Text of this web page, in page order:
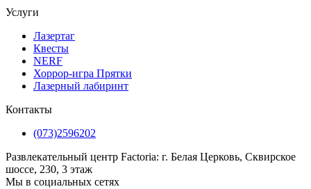
Услуги
Лазертаг
Квесты
NERF
Хоррор-игра Прятки
Лазерный лабиринт
Контакты
(073)2596202
Развлекательный центр Factoria: г. Белая Церковь, Сквирское
шоссе, 230, 3 этаж
Мы в социальных сетях